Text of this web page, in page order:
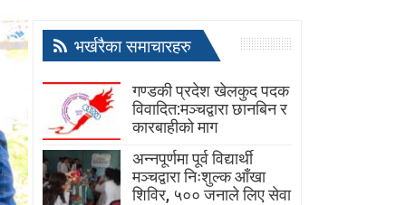
भर्खरैका समाचारहरु
गण्डकी प्रदेश खेलकुद पदक
विवादित:मञ्चद्वारा छानबिन र
कारबाहीको माग
अन्नपूर्णमा पूर्व विद्यार्थी
मञ्चद्वारा निःशुल्क आँखा
शिविर, ५०० जनाले लिए सेवा